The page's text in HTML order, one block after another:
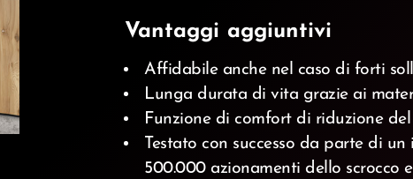
Vantaggi aggiuntivi
Affidabile anche nel caso di forti
Lunga durata di vita grazie ai
Funzione di comfort di riduzione
Testato con successo da parte di
500.000 azionamenti dello scrocco